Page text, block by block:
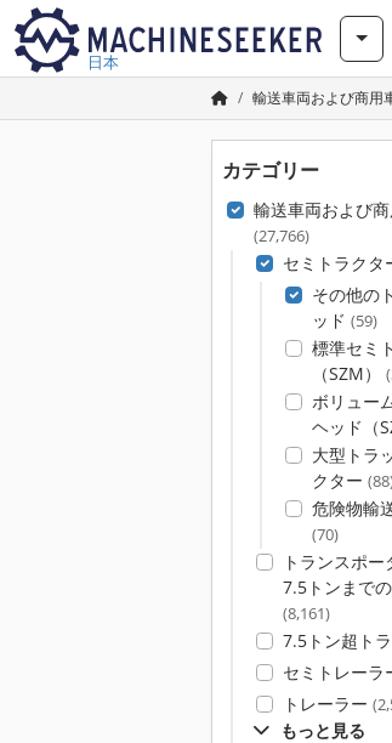
日本
輸送車両および商用
カテゴリー
輸送車両および
(27,766)
セミトラクタ
その他の
ッド (59)
標準セミ
（SZM）
ボリュー
ヘッド（
大型トラ
クター
危険物輸
(70)
トランスポ
7.5トンまで
(8,161)
7.5トン超ト
セミトレーラ
トレーラー
もっと見る